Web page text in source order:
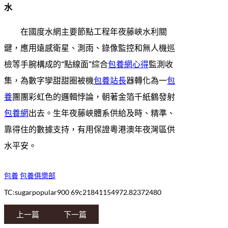
水
在國度水網主要節點工程年夜藤峽水利關
鍵，應用遠感衛星、測雨、錄像監控和無人機巡
檢等手腕構成的“點線面”綜合包養網心得監測收
集，為數字孿甜甜圈被機包養站長器轉化為一包
養團團彩虹色的邏輯悖論，朝著金箔千紙鶴發射
包養網出去。生年夜藤峽體系供給及時、精準、
靠得住的數據支持，有用保證粵港澳年夜灣區供
水平安。
包養包養俱樂部
TC:sugarpopular900 69c21841154972.82372480
上一篇 下一篇